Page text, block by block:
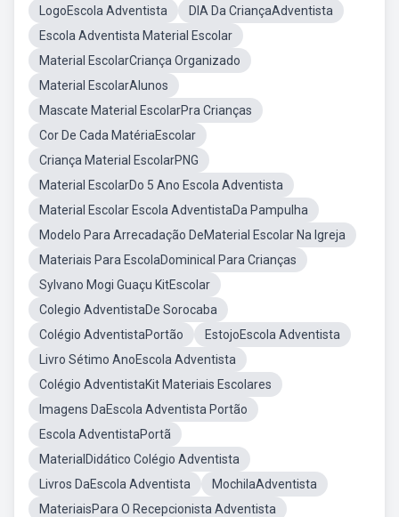
LogoEscola Adventista
DIA Da CriançaAdventista
Escola Adventista Material Escolar
Material EscolarCriança Organizado
Material EscolarAlunos
Mascate Material EscolarPra Crianças
Cor De Cada MatériaEscolar
Criança Material EscolarPNG
Material EscolarDo 5 Ano Escola Adventista
Material Escolar Escola AdventistaDa Pampulha
Modelo Para Arrecadação DeMaterial Escolar Na Igreja
Materiais Para EscolaDominical Para Crianças
Sylvano Mogi Guaçu KitEscolar
Colegio AdventistaDe Sorocaba
Colégio AdventistaPortão
EstojoEscola Adventista
Livro Sétimo AnoEscola Adventista
Colégio AdventistaKit Materiais Escolares
Imagens DaEscola Adventista Portão
Escola AdventistaPortã
MaterialDidático Colégio Adventista
Livros DaEscola Adventista
MochilaAdventista
MateriaisPara O Recepcionista Adventista